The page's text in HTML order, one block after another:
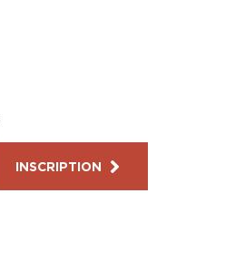
INSCRIPTION